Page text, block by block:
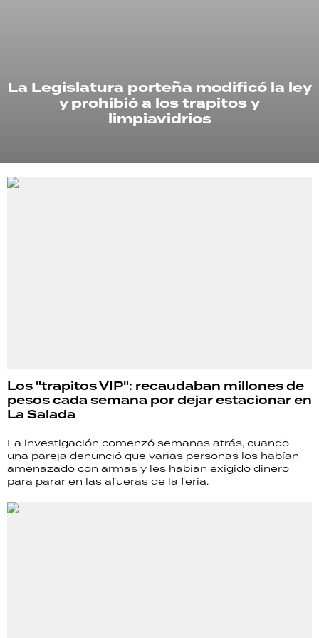
La Legislatura porteña modificó la ley
y prohibió a los trapitos y
limpiavidrios
Los "trapitos VIP": recaudaban millones de
pesos cada semana por dejar estacionar en
La Salada
La investigación comenzó semanas atrás, cuando
una pareja denunció que varias personas los habían
amenazado con armas y les habían exigido dinero
para parar en las afueras de la feria.
RECETAS
PALABRAS